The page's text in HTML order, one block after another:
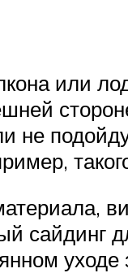
или
не
сайдинг
уходе